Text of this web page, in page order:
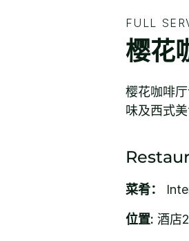
FULL
樱花
樱花咖啡
味及西式
菜肴：
位置: 酒店